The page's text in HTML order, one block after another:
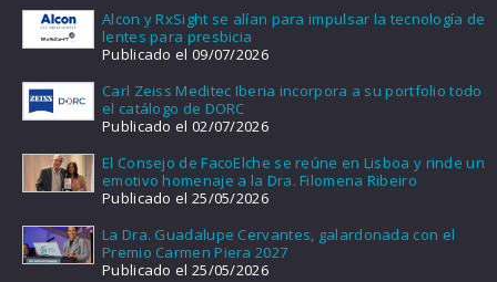
Alcon y RxSight se alían para impulsar la tecnología de
lentes para presbicia
Publicado el 09/07/2026
Carl Zeiss Meditec Iberia incorpora a su portfolio todo
el catálogo de DORC
Publicado el 02/07/2026
El Consejo de FacoElche se reúne en Lisboa y rinde un
emotivo homenaje a la Dra. Filomena Ribeiro
Publicado el 25/05/2026
La Dra. Guadalupe Cervantes, galardonada con el
Premio Carmen Piera 2027
Publicado el 25/05/2026